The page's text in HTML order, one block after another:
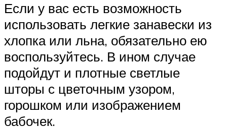
Если у вас есть возможность
использовать легкие занавески из
хлопка или льна, обязательно ею
воспользуйтесь. В ином случае
подойдут и плотные светлые
шторы с цветочным узором,
горошком или изображением
бабочек.